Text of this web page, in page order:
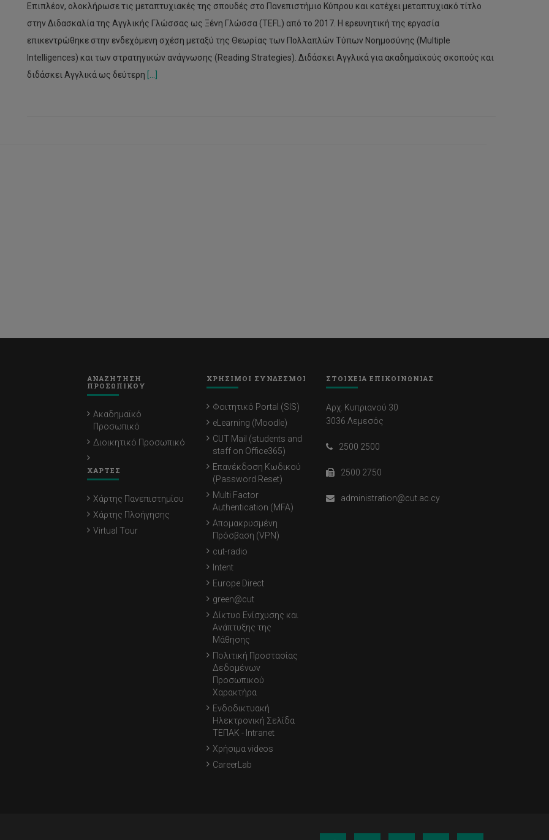
Επιπλέον, ολοκλήρωσε τις μεταπτυχιακές της σπουδές στο Πανεπιστήμιο Κύπρου και κατέχει μεταπτυχιακό τίτλο
στην Διδασκαλία της Αγγλικής Γλώσσας ως Ξένη Γλώσσα (TEFL) από το 2017. Η ερευνητική της εργασία
επικεντρώθηκε στην ενδεχόμενη σχέση μεταξύ της Θεωρίας των Πολλαπλών Τύπων Νοημοσύνης (Multiple
Intelligences) και των στρατηγικών ανάγνωσης (Reading Strategies). Διδάσκει Αγγλικά για ακαδημαϊκούς σκοπούς και
διδάσκει Αγγλικά ως δεύτερη
ΑΝΑΖΗΤΗΣΗ
ΠΡΟΣΩΠΙΚΟΥ
Ακαδημαϊκό
Προσωπικό
Διοικητικό Προσωπικό
ΧΑΡΤΕΣ
Χάρτης Πανεπιστημίου
Χάρτης Πλοήγησης
Virtual Tour
ΧΡΗΣΙΜΟΙ ΣΥΝΔΕΣΜΟΙ
Φοιτητικό Portal (SIS)
eLearning (Moodle)
CUT Mail (students and
staff on Office365)
Επανέκδοση Κωδικού
(Password Reset)
Multi Factor
Authentication (MFA)
Απομακρυσμένη
Πρόσβαση (VPN)
cut-radio
Intent
Europe Direct
green@cut
Δίκτυο Ενίσχυσης και
Ανάπτυξης της
Μάθησης
Πολιτική Προστασίας
Δεδομένων
Προσωπικού
Χαρακτήρα
Ενδοδικτυακή
Ηλεκτρονική Σελίδα
ΤΕΠΑΚ - Intranet
Χρήσιμα videos
CareerLab
ΣΤΟΙΧΕΙΑ ΕΠΙΚΟΙΝΩΝΙΑΣ
Αρχ. Κυπριανού 30
3036 Λεμεσός
2500 2500
2500 2750
administration@cut.ac.cy